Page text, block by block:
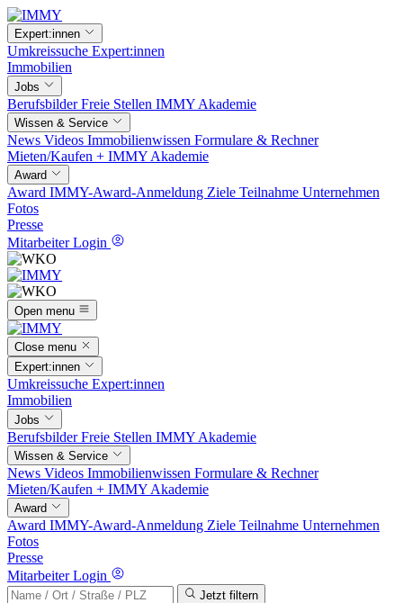
Expert:innen
Umkreissuche Expert:innen
Immobilien
Jobs
BerufsbilderFreie Stellen IMMY Akademie
Wissen & Service
News Videos Immobilienwissen Formulare & Rechner
Mieten/Kaufen + IMMY Akademie
Award
Award IMMY-Award-Anmeldung Ziele Teilnahme Unternehmen
Fotos
Presse
Mitarbeiter Login
Open menu
Close menu
Expert:innen
Umkreissuche Expert:innen
Immobilien
Jobs
BerufsbilderFreie Stellen IMMY Akademie
Wissen & Service
News Videos Immobilienwissen Formulare & Rechner
Mieten/Kaufen + IMMY Akademie
Award
Award IMMY-Award-Anmeldung Ziele Teilnahme Unternehmen
Fotos
Presse
Mitarbeiter Login
Jetzt filtern